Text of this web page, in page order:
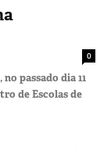
0
passado dia 11
de Escolas de